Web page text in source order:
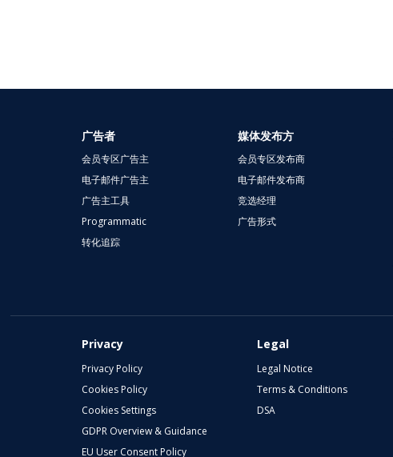
广告者
会员专区广告主
电子邮件广告主
广告主工具
Programmatic
转化追踪
媒体发布方
会员专区发布商
电子邮件发布商
竞选经理
广告形式
Privacy
Privacy Policy
Cookies Policy
Cookies Settings
GDPR Overview & Guidance
EU User Consent Policy
Legal
Legal Notice
Terms & Conditions
DSA